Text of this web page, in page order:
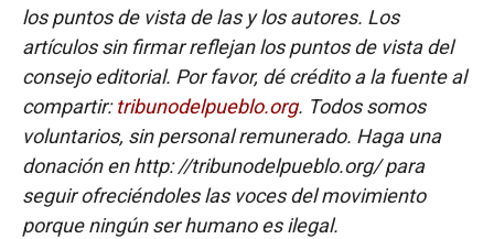
los puntos de vista de las y los autores. Los
artículos sin firmar reflejan los puntos de vista del
consejo editorial. Por favor, dé crédito a la fuente al
compartir:tribunodelpueblo.org. Todos somos
voluntarios, sin personal remunerado. Haga una
donación en http: //tribunodelpueblo.org/ para
seguir ofreciéndoles las voces del movimiento
porque ningún ser humano es ilegal.